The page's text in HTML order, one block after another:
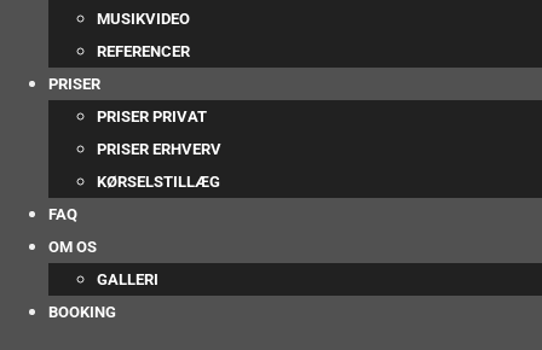
MUSIKVIDEO
REFERENCER
PRISER
PRISER PRIVAT
PRISER ERHVERV
KØRSELSTILLÆG
FAQ
OM OS
GALLERI
BOOKING